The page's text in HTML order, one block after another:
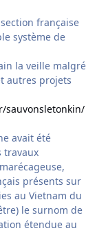
française
système de
la veille malgré
autres projets
sauvonsletonkin/
avait été
travaux
présents sur
au Vietnam du
le surnom de
étendue au